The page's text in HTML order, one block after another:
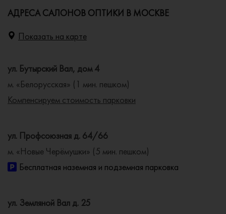
АДРЕСА САЛОНОВ ОПТИКИ В МОСКВЕ
Показать на карте
ул. Бутырский Вал, дом 4
м. «Белорусская» (1 мин. пешком)
Компенсируем стоимость парковки
ул. Профсоюзная д. 64/66
м. «Новые Черёмушки» (5 мин. пешком)
Бесплатная наземная и подземная парковка
ул. Земляной Вал д. 25